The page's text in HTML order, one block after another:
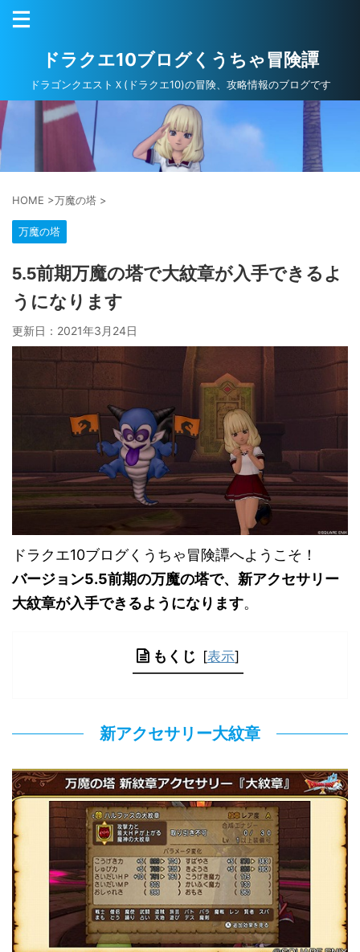
ドラクエ10ブログくうちゃ冒険譚
ドラゴンクエストＸ(ドラクエ10)の冒険、攻略情報のブログです
HOME >万魔の塔 >
万魔の塔
5.5前期万魔の塔で大紋章が入手できるよ
うになります
更新日： 2021年3月24日
ドラクエ10ブログくうちゃ冒険譚へようこそ！
バージョン5.5前期の万魔の塔で、新アクセサリー
大紋章が入手できるようになります。
もくじ [表示]
新アクセサリー大紋章